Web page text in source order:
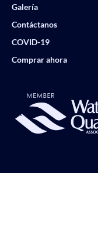
Galería
Contáctanos
COVID-19
Comprar ahora